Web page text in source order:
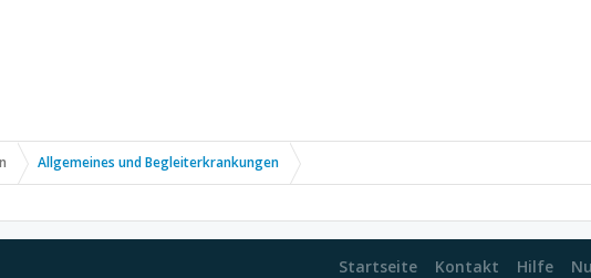
Allgemeines und Begleiterkrankungen
Startseite Kontakt Hilfe